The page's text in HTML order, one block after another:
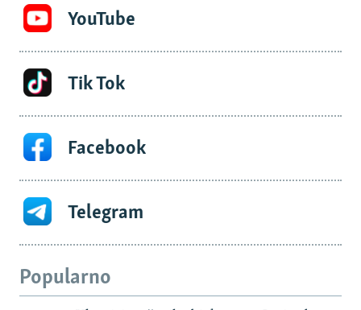
YouTube
Tik Tok
Facebook
Telegram
Popularno